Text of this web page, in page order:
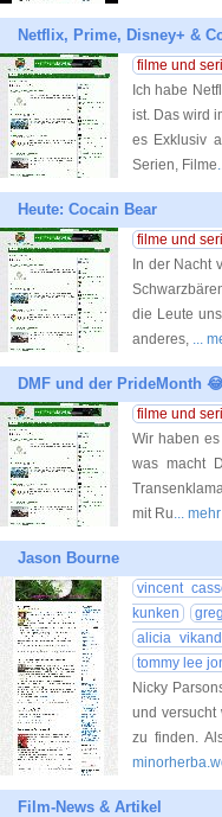
Netflix, Prime, Disney+ &
filme und
Ich habe
ist. Das wird
es Exklusiv
Serien, Filme
Heute: Cocain Bear
filme und
In der Nacht
die Leute
anderes, ...
DMF und der PrideMonth
filme und
Wir haben
was macht
mit Ru...
Jason Bourne
vincent
kunken
alicia
tommy lee
Nicky
und versucht
zu finden.
Film-News & Artikel